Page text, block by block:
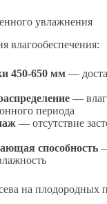
увлажнения
влагообеспечения:
450-650 мм —
—
периода
— отсутствие
способность
на плодородных